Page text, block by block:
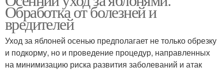
Обработка от болезней и
вредителей
Уход за яблоней осенью предполагает не только обрезку
и подкорму, но и проведение процедур, направленных
на минимизацию риска развития заболеваний и атак